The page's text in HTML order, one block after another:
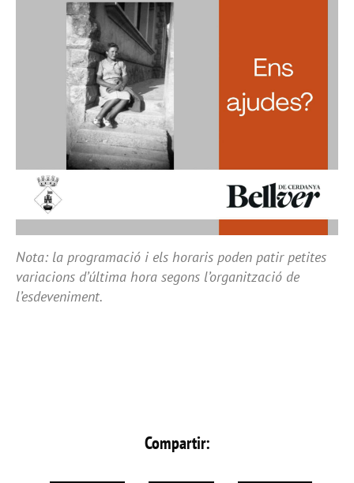
Nota: la programació i els horaris poden patir petites
variacions d’última hora segons l’organització de
l’esdeveniment.
Compartir: